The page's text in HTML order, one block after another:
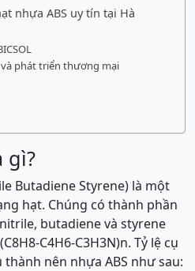
nhựa ABS uy tín tại Hà
phát triển thương mại
gì?
Butadiene Styrene) là một
hạt. Chúng có thành phần
butadiene và styrene
C4H6-C3H3N)n. Tỷ lệ cụ
nên nhựa ABS như sau: